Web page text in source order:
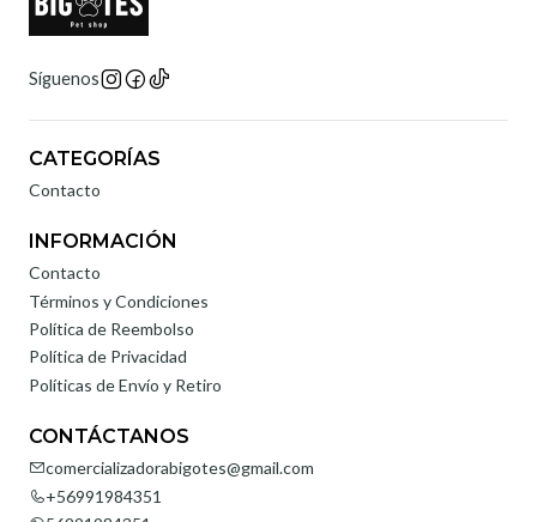
Síguenos
CATEGORÍAS
Contacto
INFORMACIÓN
Contacto
Términos y Condiciones
Política de Reembolso
Política de Privacidad
Políticas de Envío y Retiro
CONTÁCTANOS
comercializadorabigotes@gmail.com
+56991984351